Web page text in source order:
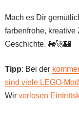
Mach es Dir
farbenfrohe, kreative
Geschichte. 🚂🚀🏰
Tipp: Bei der
sind viele LEGO-
Wir verlosen